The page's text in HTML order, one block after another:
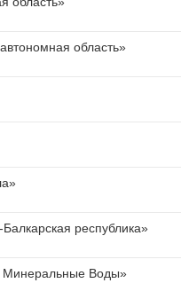
область»
республика»
Минеральные Воды»